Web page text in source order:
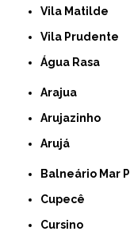
Vila Matilde
Vila Prudente
Água Rasa
Arajua
Arujazinho
Arujá
Balneário Mar
Cupecê
Cursino